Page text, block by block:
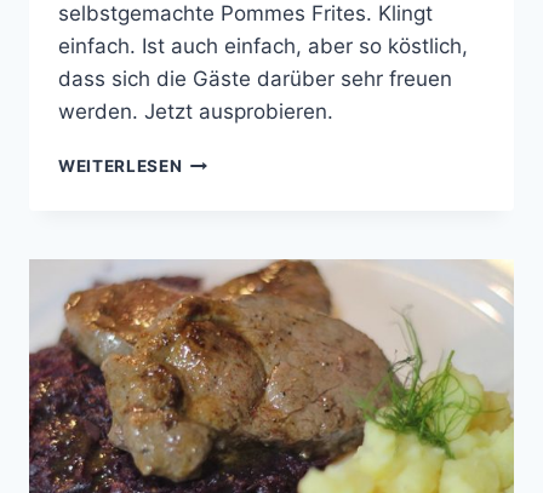
selbstgemachte Pommes Frites. Klingt
einfach. Ist auch einfach, aber so köstlich,
dass sich die Gäste darüber sehr freuen
werden. Jetzt ausprobieren.
WEITERLESEN ZARTES
FRITES
AN
GRANTAPFEL-
SOSSE